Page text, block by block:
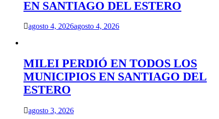
EN SANTIAGO DEL ESTERO
agosto 4, 2026agosto 4, 2026
MILEI PERDIÓ EN TODOS LOS
MUNICIPIOS EN SANTIAGO DEL
ESTERO
agosto 3, 2026